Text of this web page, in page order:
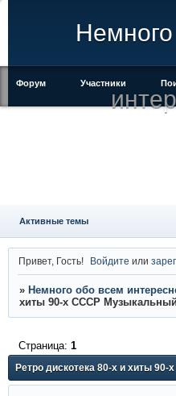
Форум Участники
Активные темы
Привет, Гость! Войдите или
» Немного обо всем
хиты 90-х СССР Музыкальный
Ретро дискотека 80-х и хиты
Страница: 1